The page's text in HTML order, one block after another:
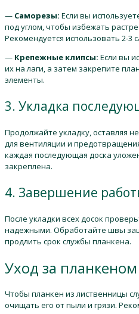
— Саморезы: Если вы
под углом, чтобы избежать
Рекомендуется использовать 2-3
— Крепежные клипсы: Если вы
их на лаги, а затем закрепите
элементы.
3. Укладка
Продолжайте укладку, оставляя
для вентиляции и
каждая последующая доска
закреплена.
4. Завершение
После укладки всех досок
надежными. Обработайте швы
продлить срок службы планкена.
Уход за
Чтобы планкен из лиственницы
очищать его от пыли и грязи.